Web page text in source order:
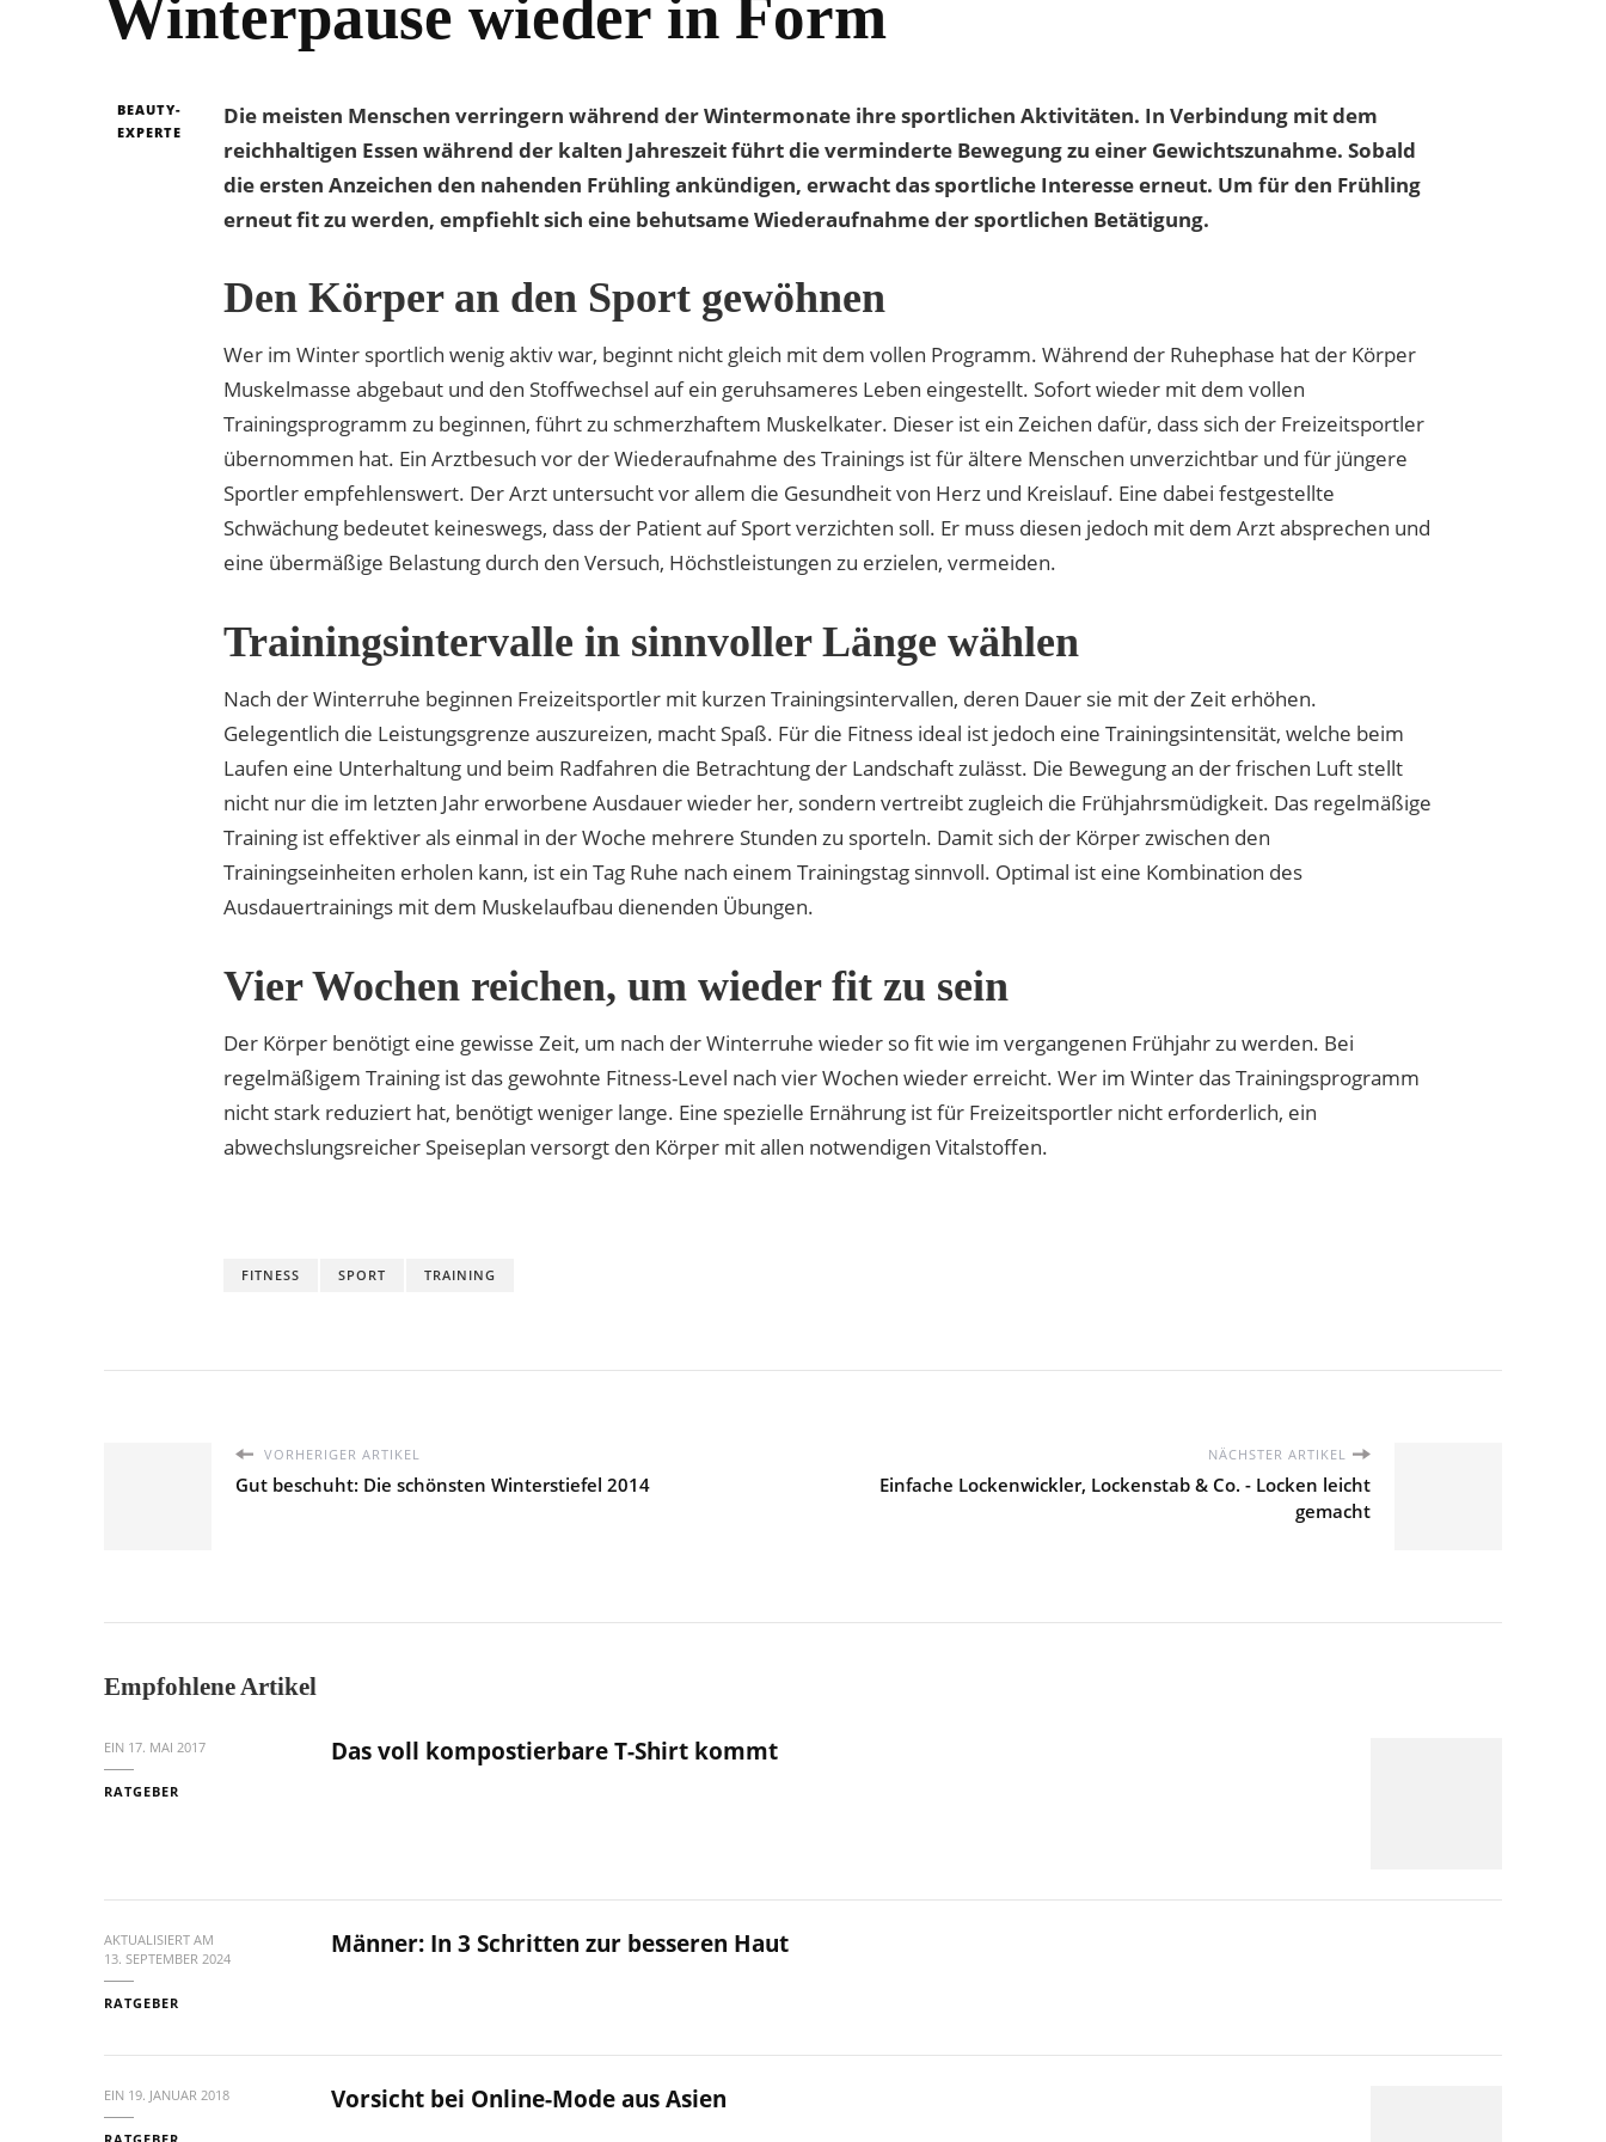
Winterpause wieder in Form
BEAUTY-
EXPERTE
Die meisten Menschen verringern während der Wintermonate ihre sportlichen Aktivitäten. In Verbindung mit dem
reichhaltigen Essen während der kalten Jahreszeit führt die verminderte Bewegung zu einer Gewichtszunahme. Sobald
die ersten Anzeichen den nahenden Frühling ankündigen, erwacht das sportliche Interesse erneut. Um für den Frühling
erneut fit zu werden, empfiehlt sich eine behutsame Wiederaufnahme der sportlichen Betätigung.
Den Körper an den Sport gewöhnen
Wer im Winter sportlich wenig aktiv war, beginnt nicht gleich mit dem vollen Programm. Während der Ruhephase hat der Körper
Muskelmasse abgebaut und den Stoffwechsel auf ein geruhsameres Leben eingestellt. Sofort wieder mit dem vollen
Trainingsprogramm zu beginnen, führt zu schmerzhaftem Muskelkater. Dieser ist ein Zeichen dafür, dass sich der Freizeitsportler
übernommen hat. Ein Arztbesuch vor der Wiederaufnahme des Trainings ist für ältere Menschen unverzichtbar und für jüngere
Sportler empfehlenswert. Der Arzt untersucht vor allem die Gesundheit von Herz und Kreislauf. Eine dabei festgestellte
Schwächung bedeutet keineswegs, dass der Patient auf Sport verzichten soll. Er muss diesen jedoch mit dem Arzt absprechen und
eine übermäßige Belastung durch den Versuch, Höchstleistungen zu erzielen, vermeiden.
Trainingsintervalle in sinnvoller Länge wählen
Nach der Winterruhe beginnen Freizeitsportler mit kurzen Trainingsintervallen, deren Dauer sie mit der Zeit erhöhen.
Gelegentlich die Leistungsgrenze auszureizen, macht Spaß. Für die Fitness ideal ist jedoch eine Trainingsintensität, welche beim
Laufen eine Unterhaltung und beim Radfahren die Betrachtung der Landschaft zulässt. Die Bewegung an der frischen Luft stellt
nicht nur die im letzten Jahr erworbene Ausdauer wieder her, sondern vertreibt zugleich die Frühjahrsmüdigkeit. Das regelmäßige
Training ist effektiver als einmal in der Woche mehrere Stunden zu sporteln. Damit sich der Körper zwischen den
Trainingseinheiten erholen kann, ist ein Tag Ruhe nach einem Trainingstag sinnvoll. Optimal ist eine Kombination des
Ausdauertrainings mit dem Muskelaufbau dienenden Übungen.
Vier Wochen reichen, um wieder fit zu sein
Der Körper benötigt eine gewisse Zeit, um nach der Winterruhe wieder so fit wie im vergangenen Frühjahr zu werden. Bei
regelmäßigem Training ist das gewohnte Fitness-Level nach vier Wochen wieder erreicht. Wer im Winter das Trainingsprogramm
nicht stark reduziert hat, benötigt weniger lange. Eine spezielle Ernährung ist für Freizeitsportler nicht erforderlich, ein
abwechslungsreicher Speiseplan versorgt den Körper mit allen notwendigen Vitalstoffen.
FITNESS SPORT TRAINING
VORHERIGER ARTIKEL
Gut beschuht: Die schönsten Winterstiefel 2014
NÄCHSTER ARTIKEL
Einfache Lockenwickler, Lockenstab & Co. - Locken leicht
gemacht
Empfohlene Artikel
EIN 17. MAI 2017
RATGEBER
Das voll kompostierbare T-Shirt kommt
AKTUALISIERT AM
13. SEPTEMBER 2024
RATGEBER
Männer: In 3 Schritten zur besseren Haut
EIN 19. JANUAR 2018 Vorsicht bei Online-Mode aus Asien